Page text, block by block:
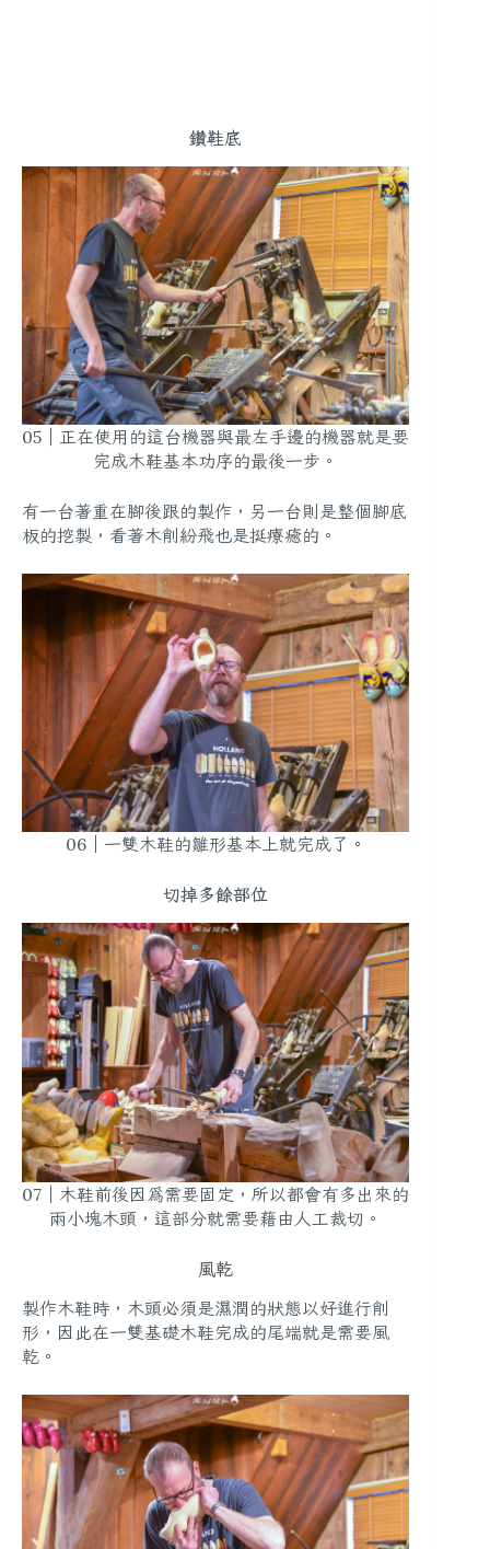
鑽鞋底
05｜正在使用的這台機器與最左手邊的機器就是要
完成木鞋基本功序的最後一步。
有一台著重在腳後跟的製作，另一台則是整個腳底
板的挖製，看著木削紛飛也是挺療癒的。
06｜一雙木鞋的雛形基本上就完成了。
切掉多餘部位
07｜木鞋前後因為需要固定，所以都會有多出來的
兩小塊木頭，這部分就需要藉由人工裁切。
風乾
製作木鞋時，木頭必須是濕潤的狀態以好進行削
形，因此在一雙基礎木鞋完成的尾端就是需要風
乾。